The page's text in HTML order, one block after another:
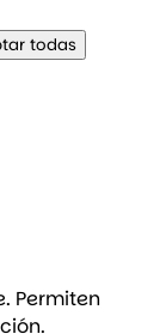
todas
Permiten